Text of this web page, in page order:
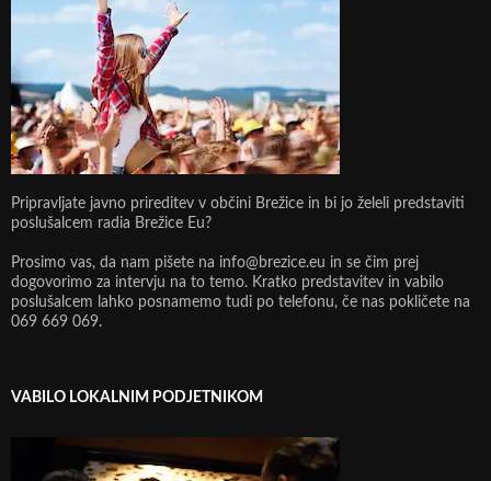
Pripravljate javno prireditev v občini Brežice in bi jo želeli predstaviti
poslušalcem radia Brežice Eu?
Prosimo vas, da nam pišete na info@brezice.eu in se čim prej
dogovorimo za intervju na to temo. Kratko predstavitev in vabilo
poslušalcem lahko posnamemo tudi po telefonu, če nas pokličete na
069 669 069.
VABILO LOKALNIM PODJETNIKOM